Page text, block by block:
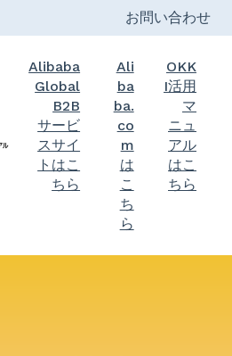
サブメニューを表示お問い合わせ
Alibaba
Global
B2B
サービ
スサイ
トはこ
ちら
Ali
ba
ba.
co
m
は
こ
ち
ら
OKK
I活用
マ
ニュ
アル
はこ
ちら